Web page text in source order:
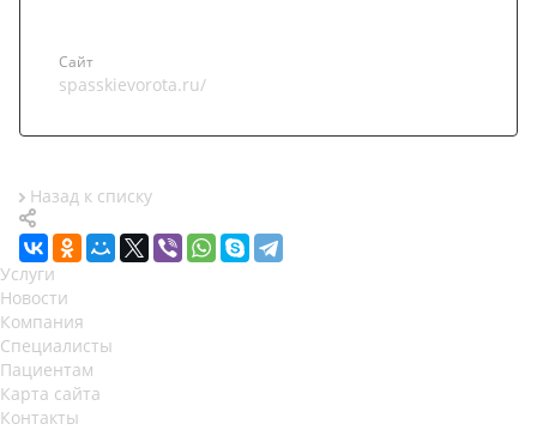
Сайт
spasskievorota.ru/
Назад к списку
Услуги
Новости
Компания
Специалисты
Пациентам
Карта сайта
Контакты